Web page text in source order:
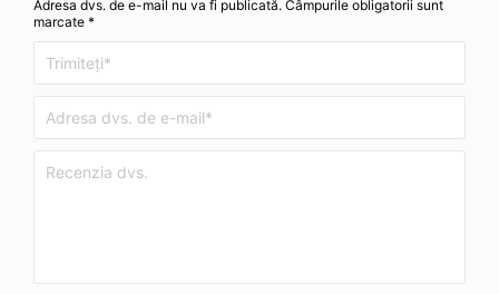
Adresa dvs. de e-mail nu va fi publicată. Câmpurile obligatorii sunt
marcate *